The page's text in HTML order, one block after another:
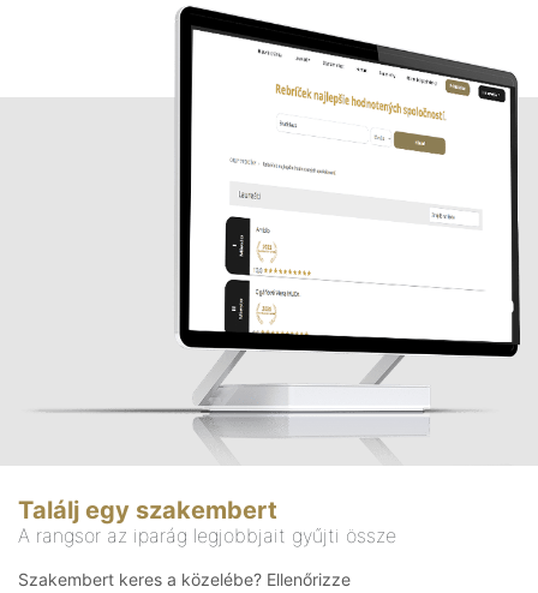
Találj egy szakembert
A rangsor az iparág legjobbjait gyűjti össze
Szakembert keres a közelébe? Ellenőrizze